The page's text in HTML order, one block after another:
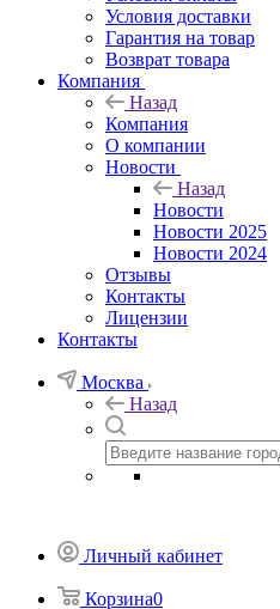
Условия доставки
Гарантия на товар
Возврат товара
Компания
Назад
Компания
О компании
Новости
Назад
Новости
Новости 2025
Новости 2024
Отзывы
Контакты
Лицензии
Контакты
Москва
Назад
Личный кабинет
Корзина0